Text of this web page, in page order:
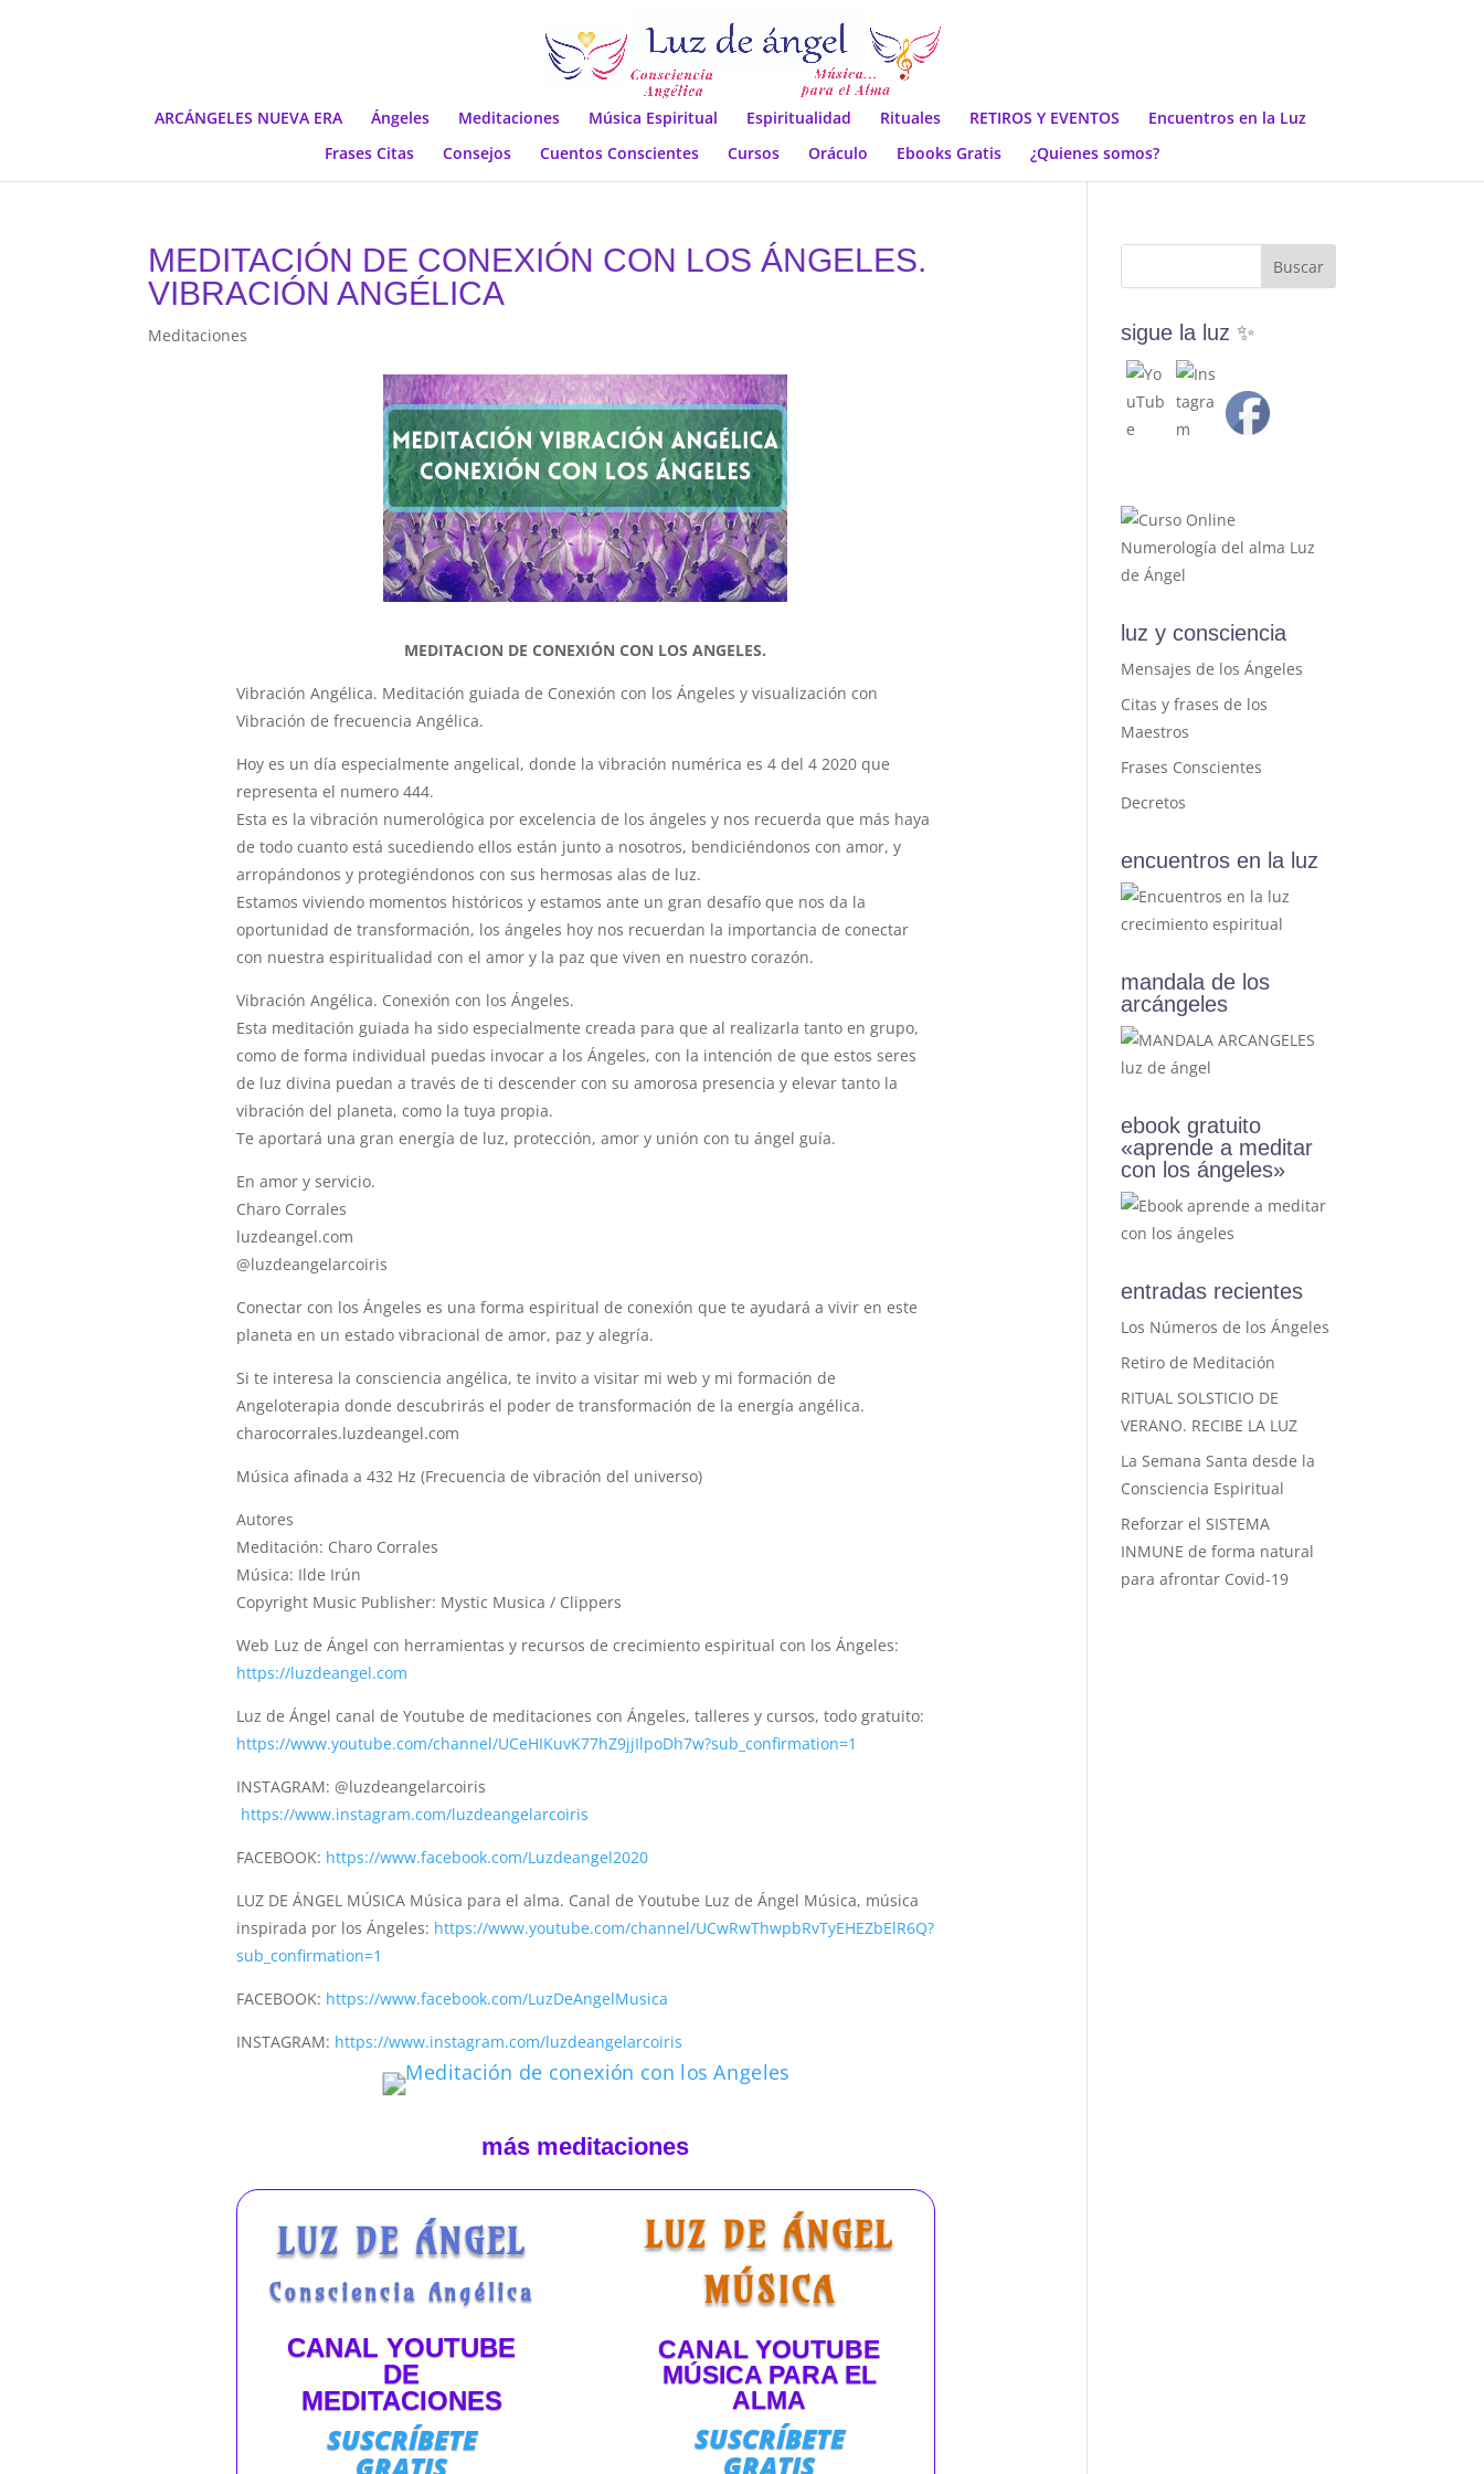
ARCÁNGELES NUEVA ERA Ángeles Meditaciones Música Espiritual Espiritualidad Rituales RETIROS Y EVENTOS
Encuentros en la Luz
Frases Citas
Consejos Cuentos Conscientes Cursos Oráculo Ebooks Gratis ¿Quienes somos?
MEDITACIÓN DE CONEXIÓN CON LOS ÁNGELES.
VIBRACIÓN ANGÉLICA
Meditaciones
MEDITACION DE CONEXIÓN CON LOS ANGELES.
Vibración Angélica. Meditación guiada de Conexión con los Ángeles y visualización con
Vibración de frecuencia Angélica.
Hoy es un día especialmente angelical, donde la vibración numérica es 4 del 4 2020 que
representa el numero 444.
Esta es la vibración numerológica por excelencia de los ángeles y nos recuerda que más haya
de todo cuanto está sucediendo ellos están junto a nosotros, bendiciéndonos con amor, y
arropándonos y protegiéndonos con sus hermosas alas de luz.
Estamos viviendo momentos históricos y estamos ante un gran desafío que nos da la
oportunidad de transformación, los ángeles hoy nos recuerdan la importancia de conectar
con nuestra espiritualidad con el amor y la paz que viven en nuestro corazón.
Vibración Angélica. Conexión con los Ángeles.
Esta meditación guiada ha sido especialmente creada para que al realizarla tanto en grupo,
como de forma individual puedas invocar a los Ángeles, con la intención de que estos seres
de luz divina puedan a través de ti descender con su amorosa presencia y elevar tanto la
vibración del planeta, como la tuya propia.
Te aportará una gran energía de luz, protección, amor y unión con tu ángel guía.
En amor y servicio.
Charo Corrales
luzdeangel.com
@luzdeangelarcoiris
Conectar con los Ángeles es una forma espiritual de conexión que te ayudará a vivir en este
planeta en un estado vibracional de amor, paz y alegría.
Si te interesa la consciencia angélica, te invito a visitar mi web y mi formación de
Angeloterapia donde descubrirás el poder de transformación de la energía angélica.
charocorrales.luzdeangel.com
Música afinada a 432 Hz (Frecuencia de vibración del universo)
Autores
Meditación: Charo Corrales
Música: Ilde Irún
Copyright Music Publisher: Mystic Musica / Clippers
Web Luz de Ángel con herramientas y recursos de crecimiento espiritual con los Ángeles:
https://luzdeangel.com
Luz de Ángel canal de Youtube de meditaciones con Ángeles, talleres y cursos, todo gratuito:
https://www.youtube.com/channel/UCeHIKuvK77hZ9jjIlpoDh7w?sub_confirmation=1
INSTAGRAM: @luzdeangelarcoiris
https://www.instagram.com/luzdeangelarcoiris
FACEBOOK: https://www.facebook.com/Luzdeangel2020
LUZ DE ÁNGEL MÚSICA Música para el alma. Canal de Youtube Luz de Ángel Música, música
inspirada por los Ángeles: https://www.youtube.com/channel/UCwRwThwpbRvTyEHEZbElR6Q?
sub_confirmation=1
FACEBOOK: https://www.facebook.com/LuzDeAngelMusica
INSTAGRAM: https://www.instagram.com/luzdeangelarcoiris
más meditaciones
LUZ DE ÁNGEL
Consciencia Angélica
CANAL YOUTUBE
DE
MEDITACIONES
SUSCRÍBETE
LUZ DE ÁNGEL
MÚSICA
CANAL YOUTUBE
MÚSICA PARA EL
ALMA
SUSCRÍBETE
GRATIS
sigue la luz ✨
luz y consciencia
Mensajes de los Ángeles
Citas y frases de los
Maestros
Frases Conscientes
Decretos
encuentros en la luz
mandala de los
arcángeles
ebook gratuito
«aprende a meditar
con los ángeles»
entradas recientes
Los Números de los Ángeles
Retiro de Meditación
RITUAL SOLSTICIO DE
VERANO. RECIBE LA LUZ
La Semana Santa desde la
Consciencia Espiritual
Reforzar el SISTEMA
INMUNE de forma natural
para afrontar Covid-19